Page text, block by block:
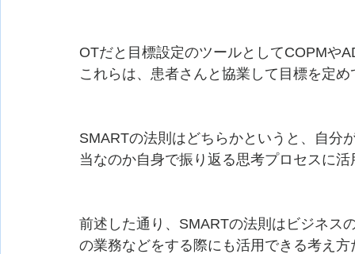
OTだと目標設定のツールとしてCOPMや
これらは、患者さんと協業して目標を定
SMARTの法則はどちらかというと、自分
当なのか自身で振り返る思考プロセスに
前述した通り、SMARTの法則はビジネス
の業務などをする際にも活用できる考え